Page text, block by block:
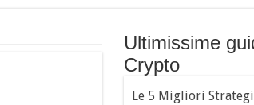
Ultimissime
Crypto
Le 5 Migliori